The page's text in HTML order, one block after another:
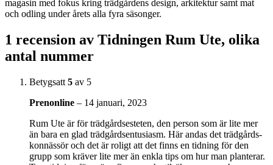
magasin med fokus kring trädgårdens design, arkitektur samt mat
och odling under årets alla fyra säsonger.
1 recension av Tidningen Rum Ute, olika
antal nummer
Betygsatt 5 av 5
Prenonline – 14 januari, 2023
Rum Ute är för trädgårdsesteten, den person som är lite mer
än bara en glad trädgårdsentusiasm. Här andas det trädgårds-
konnässör och det är roligt att det finns en tidning för den
grupp som kräver lite mer än enkla tips om hur man planterar.